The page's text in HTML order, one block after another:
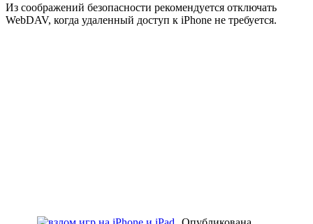
Из соображений безопасности рекомендуется отключать
WebDAV, когда удаленный доступ к iPhone не требуется.